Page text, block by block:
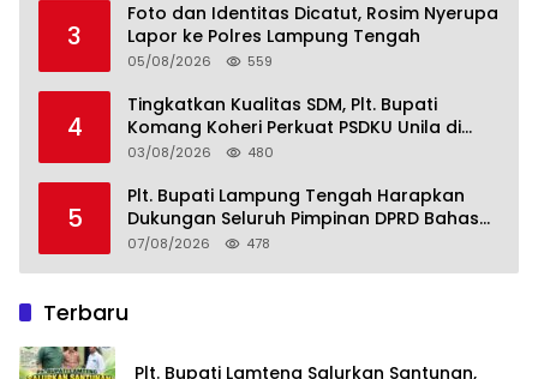
3
Foto dan Identitas Dicatut, Rosim Nyerupa
Lapor ke Polres Lampung Tengah
05/08/2026 559
4
Tingkatkan Kualitas SDM, Plt. Bupati
Komang Koheri Perkuat PSDKU Unila di
Lampung Tengah
03/08/2026 480
5
Plt. Bupati Lampung Tengah Harapkan
Dukungan Seluruh Pimpinan DPRD Bahas
RKUA-PPAS APBD Tahun 2027
07/08/2026 478
Terbaru
Plt. Bupati Lamteng Salurkan Santunan,